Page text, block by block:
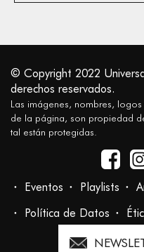
© Copyright 2022
derechos reservados.
Las imágenes, nombres,
de la página, son propiedad
tal están protegidas.
Eventos Playlists
Política de Datos